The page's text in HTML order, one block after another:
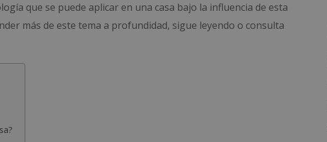
que se puede aplicar en una casa bajo la influencia de esta
más de este tema a profundidad, sigue leyendo o consulta